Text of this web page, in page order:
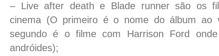
– Live after death e Blade runner são os
cinema (O primeiro é o nome do álbum ao
segundo é o filme com Harrison Ford
andróides);